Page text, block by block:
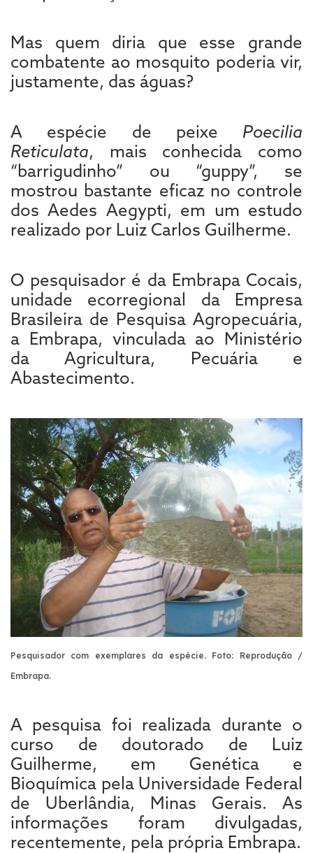
Mas quem diria que esse grande
combatente ao mosquito poderia vir,
justamente, das águas?
A espécie de peixe Poecilia
Reticulata, mais conhecida como
“barrigudinho” ou “guppy”, se
mostrou bastante eficaz no controle
dos Aedes Aegypti, em um estudo
realizado por Luiz Carlos Guilherme.
O pesquisador é da Embrapa Cocais,
unidade ecorregional da Empresa
Brasileira de Pesquisa Agropecuária,
a Embrapa, vinculada ao Ministério
da Agricultura, Pecuária e
Abastecimento.
Pesquisador com exemplares da espécie.Foto: Reprodução /
Embrapa.
A pesquisa foi realizada durante o
curso de doutorado de Luiz
Guilherme, em Genética e
Bioquímica pela Universidade Federal
de Uberlândia, Minas Gerais. As
informações foram divulgadas,
recentemente, pela própria Embrapa.